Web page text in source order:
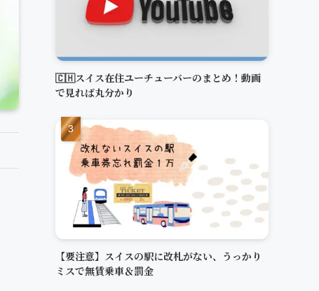
🇨🇭スイス在住ユーチューバーのまとめ！動画
で見れば丸分かり
【要注意】スイスの駅に改札がない、うっかり
ミスで無賃乗車＆罰金